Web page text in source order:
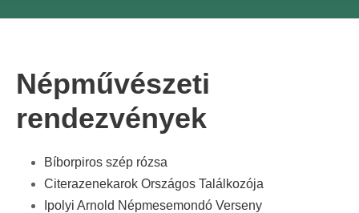
Népművészeti
rendezvények
Bíborpiros szép rózsa
Citerazenekarok Országos Találkozója
Ipolyi Arnold Népmesemondó Verseny